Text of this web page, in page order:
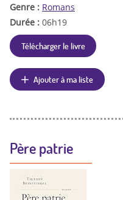
Genre : Romans
Durée : 06h19
Télécharger le livre
Ajouter à ma liste
Père patrie